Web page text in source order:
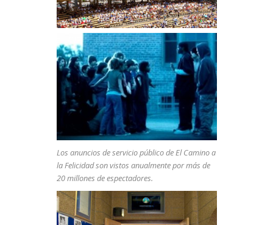
Los anuncios de servicio público de El Camino a
la Felicidadson vistos anualmente por más de
20 millones de espectadores.